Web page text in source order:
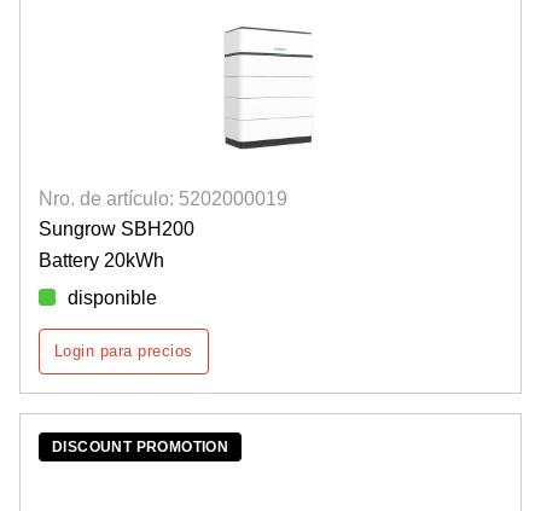
Nro. de artículo: 5202000019
Sungrow SBH200
Battery 20kWh
disponible
Login para precios
DISCOUNT PROMOTION